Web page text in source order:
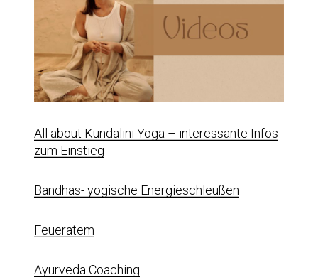
All about Kundalini Yoga – interessante Infos
zum Einstieg
Bandhas- yogische Energieschleußen
Feueratem
Ayurveda Coaching